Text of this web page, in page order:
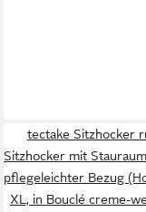
tectake Sitzhocker
Sitzhocker mit
pflegeleichter Bezug
XL, in Bouclé creme-